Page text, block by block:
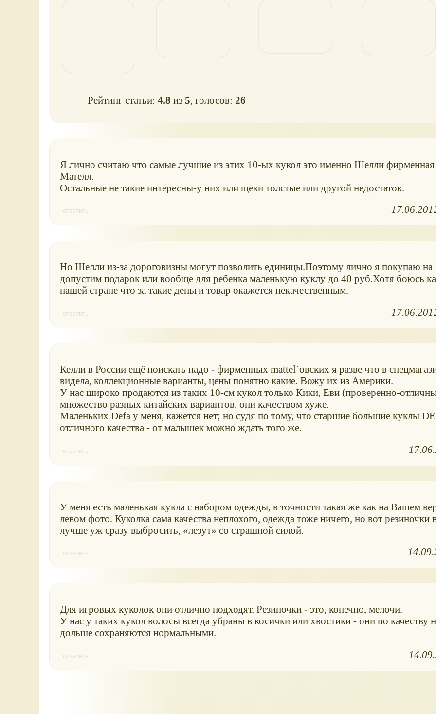
Рейтинг статьи:4.8 из5, голосов:26
Я лично считаю что самые лучшие из этих 10-ых кукол это именно Шелли фирменная
Мателл.
Остальные не такие интересны-у них или щеки толстые или другой недостаток.
ответить
Но Шелли из-за дороговизны могут позволить единицы.Поэтому лично я покупаю на
допустим подарок или вообще для ребенка маленькую куклу до 40 руб.Хотя боюсь
нашей стране что за такие деньги товар окажется некачественным.
ответить
Келли в России ещё поискать надо - фирменных mattel`овских я разве что в
видела, коллекционные варианты, цены понятно какие. Вожу их из Америки.
У нас широко продаются из таких 10-см кукол только Кики, Еви (проверенно-
множество разных китайских вариантов, они качеством хуже.
Маленьких Defa у меня, кажется нет; но судя по тому, что старшие большие куклы
отличного качества - от малышек можно ждать того же.
ответить
У меня есть маленькая кукла с набором одежды, в точности такая же как на Вашем
левом фото. Куколка сама качества неплохого, одежда тоже ничего, но вот резиночки
лучше уж сразу выбросить,
лезут со страшной силой.
ответить
Для игровых куколок они отлично подходят. Резиночки - это, конечно, мелочи.
У нас у таких кукол волосы всегда убраны в косички или хвостики - они по качеству
дольше сохраняются нормальными.
ответить